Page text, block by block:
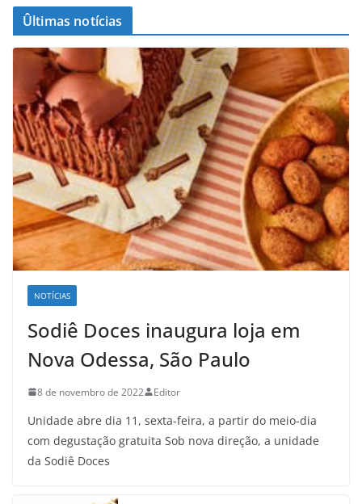
Ûltimas notícias
NOTÍCIAS
Sodiê Doces inaugura loja em
Nova Odessa, São Paulo
8 de novembro de 2022 Editor
Unidade abre dia 11, sexta-feira, a partir do meio-dia
com degustação gratuita Sob nova direção, a unidade
da Sodiê Doces